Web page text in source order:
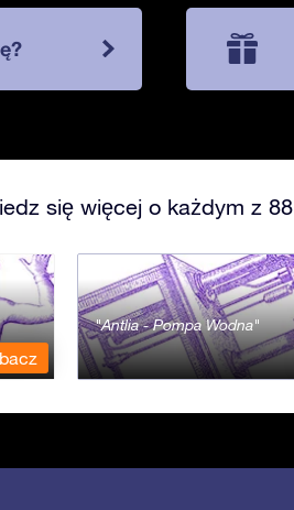
się więcej o każdym z
Antlia - Pompa Wodna